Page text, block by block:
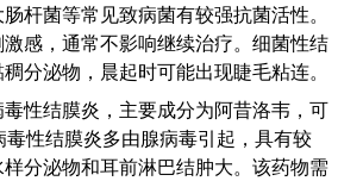
杆菌等常见致病菌有较强抗菌活性。
感，通常不影响继续治疗。细菌性结
分泌物，晨起时可能出现睫毛粘连。
性结膜炎，主要成分为阿昔洛韦，可
性结膜炎多由腺病毒引起，具有较
分泌物和耳前淋巴结肿大。该药物需